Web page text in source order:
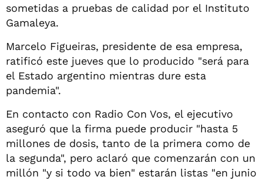
sometidas a pruebas de calidad por el Instituto
Gamaleya.
Marcelo Figueiras, presidente de esa empresa,
ratificó este jueves que lo producido "será para
el Estado argentino mientras dure esta
pandemia".
En contacto con Radio Con Vos, el ejecutivo
aseguró que la firma puede producir "hasta 5
millones de dosis, tanto de la primera como de
la segunda", pero aclaró que comenzarán con un
millón "y si todo va bien" estarán listas "en junio